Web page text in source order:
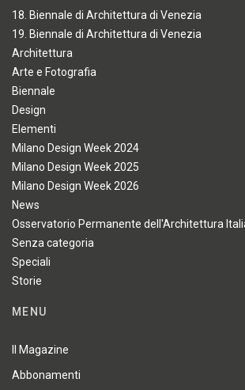
18. Biennale di Architettura di Venezia
19. Biennale di Architettura di Venezia
Architettura
Arte e Fotografia
Biennale
Design
Elementi
Milano Design Week 2024
Milano Design Week 2025
Milano Design Week 2026
News
Osservatorio Permanente dell'Architettura
Senza categoria
Speciali
Storie
MENU
Il Magazine
Abbonamenti